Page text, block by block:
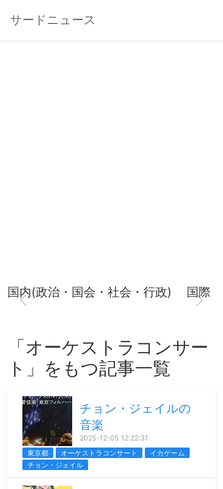
サードニュース
国内(政治・国会・社会・行政) 国際
「オーケストラコンサー
ト」をもつ記事一覧
チョン・ジェイルの
音楽
2025-12-05 12:22:31
東京都
オーケストラコンサート
イカゲーム
チョン・ジェイル